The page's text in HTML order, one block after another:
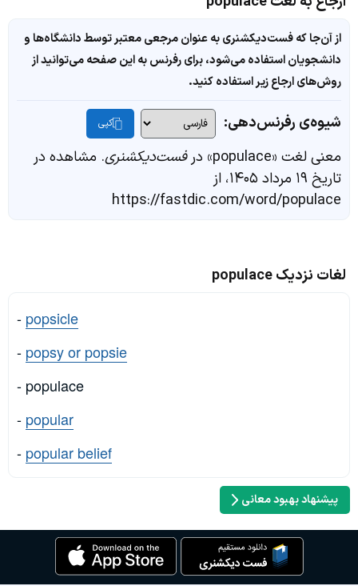
از آن‌جا که فست‌دیکشنری به عنوان مرجعی معتبر توسط دانشگاه‌ها و
دانشجویان استفاده می‌شود، برای رفرنس به این صفحه می‌توانید از
روش‌های ارجاع زیر استفاده کنید.
شیوه‌ی رفرنس‌دهی: کپی
معنی لغت «populace» در فست‌دیکشنری. مشاهده در
تاریخ ۱۹ مرداد ۱۴۰۵، از
https://fastdic.com/word/populace
لغات نزدیک populace
- popsicle
- popsy or popsie
- populace
- popular
- popular belief
پیشنهاد بهبود معانی